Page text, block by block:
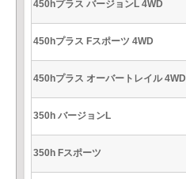
450hプラス バージョンL 4WD
450hプラス Fスポーツ 4WD
450hプラス オーバートレイル 4WD
350h バージョンL
350h Fスポーツ